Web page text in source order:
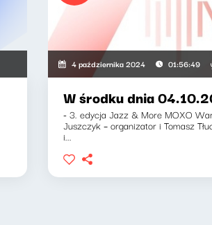
4 października 2024 01:56:49
W środku dnia
- 3. edycja Jazz & More MOXO
Juszczyk – organizator i Tomasz
i...